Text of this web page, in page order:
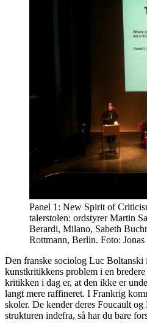
Panel 1: New Spirit of
talerstolen: ordstyrer Martin
Berardi, Milano, Sabeth
Rottmann, Berlin. Foto: Jonas
Den franske sociolog Luc Boltanski
kunstkritikkens problem i en
kritikken i dag er, at den ikke er
langt mere raffineret. I Frankrig
skoler. De kender deres Foucault
strukturen indefra, så har du bare